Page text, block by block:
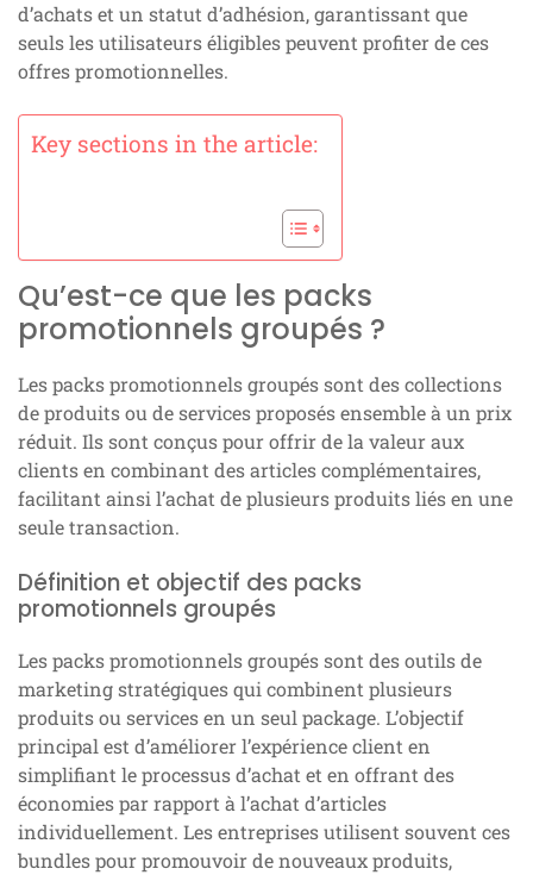
d’achats et un statut d’adhésion, garantissant que
seuls les utilisateurs éligibles peuvent profiter de ces
offres promotionnelles.
Key sections in the article:
Qu’est-ce que les packs
promotionnels groupés ?
Les packs promotionnels groupés sont des collections
de produits ou de services proposés ensemble à un prix
réduit. Ils sont conçus pour offrir de la valeur aux
clients en combinant des articles complémentaires,
facilitant ainsi l’achat de plusieurs produits liés en une
seule transaction.
Définition et objectif des packs
promotionnels groupés
Les packs promotionnels groupés sont des outils de
marketing stratégiques qui combinent plusieurs
produits ou services en un seul package. L’objectif
principal est d’améliorer l’expérience client en
simplifiant le processus d’achat et en offrant des
économies par rapport à l’achat d’articles
individuellement. Les entreprises utilisent souvent ces
bundles pour promouvoir de nouveaux produits,